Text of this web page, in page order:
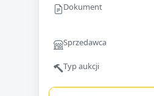
Dokument
Sprzedawca
Typ aukcji